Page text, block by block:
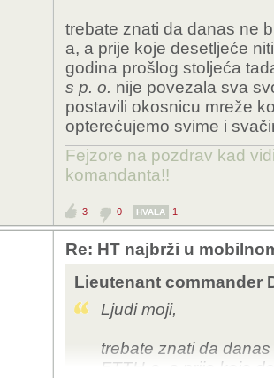
trebate znati da danas ne
a, a prije koje desetljeće
godina prošlog stoljeća
s p. o. nije povezala sva
postavili okosnicu mreže
opterećujemo svime i
Fejzore na pozdrav kad
komandanta!!
3 0 HVALA 1
Re: HT najbrži u
Lieutenant commander
Ljudi moji,
trebate znati da
FTTH-a, a prije koje